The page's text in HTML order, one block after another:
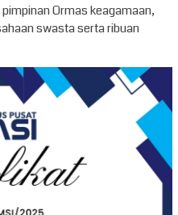
Ormas keagamaan,
swasta serta ribuan